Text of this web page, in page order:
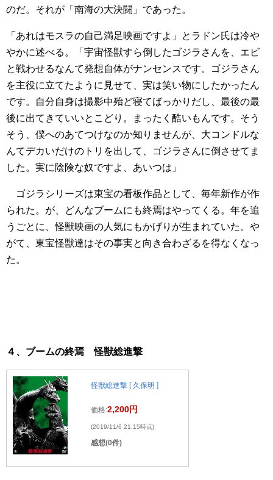
のだ。それが「南海の大決闘」であった。
「あれはモスラの自己満足映画ですよ」とラドン氏は冷や
やかに述べる。「宇宙怪獣すら倒したゴジラさんを、エビ
と戦わせるなんて発想自体がナンセンスです。ゴジラさん
を主役に立てたように見せて、実は笑い物にしたかったん
です。自分自身は撮影中殆ど寝てばっかりだし、最後の最
後に出てきていいとこどり。まったく酷いもんです。そう
そう、僕へのあてつけなのか知りませんが、大コンドルな
んてデカいだけのトリを出して、ゴジラさんに倒させてま
した。実に陰険な奴ですよ、あいつは」
ゴジラシリーズは東宝の看板作品として、毎年新作が作
られた。が、どんなブームにも終焉はやってくる。年を追
うごとに、怪獣映画の人気にもかげりが生まれていた。や
がて、東宝怪獣達はその事実と向き合わざるを得なくなっ
た。
４、ブームの終焉 怪獣総進撃
怪獣総進撃 [ 久保明 ]
価格:2,200円
(2019/11/6 21:15時点)
感想(0件)